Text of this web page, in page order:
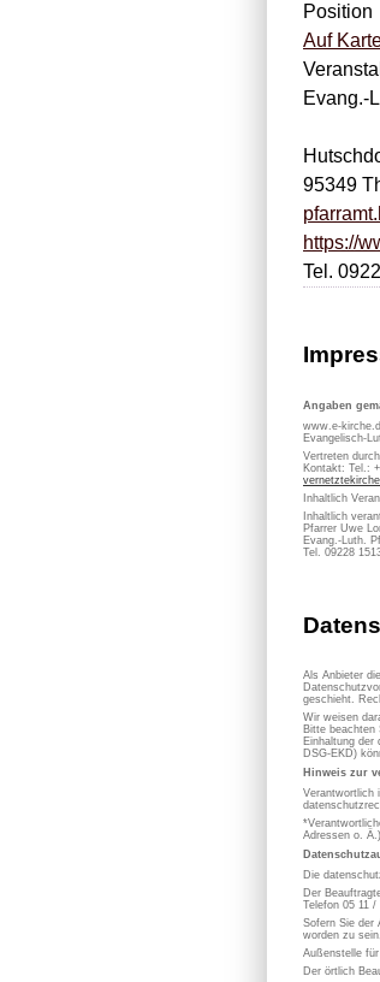
Position
Auf
Evang.-
95349
https://
Tel.
Angaben
www.e-
Evangelisch-
Vertreten
Kontakt: Tel.:
Inhaltlich
Inhaltlich
Pfarrer Uwe
Evang.-Luth.
Tel. 09228
Als Anbieter
geschieht.
Wir weisen
Bitte beachten
Einhaltung der
DSG-EKD)
Hinweis zur
Verantwortlich
Adressen o.
Die
Der
Telefon 05 11 /
Sofern Sie der
worden zu
Außenstelle
Der örtlich